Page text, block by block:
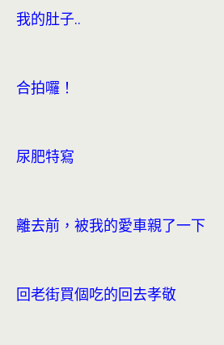
我的肚子..
合拍囉！
尿肥特寫
離去前，被我的愛車親了一下
回老街買個吃的回去孝敬